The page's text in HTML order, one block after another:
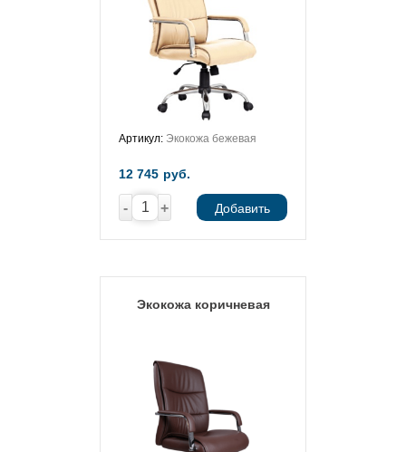
Артикул: Экокожа бежевая
12 745 руб.
- + Добавить
Экокожа коричневая